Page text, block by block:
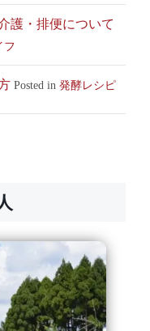
護・排便について
フ
Posted in 発酵レシピ